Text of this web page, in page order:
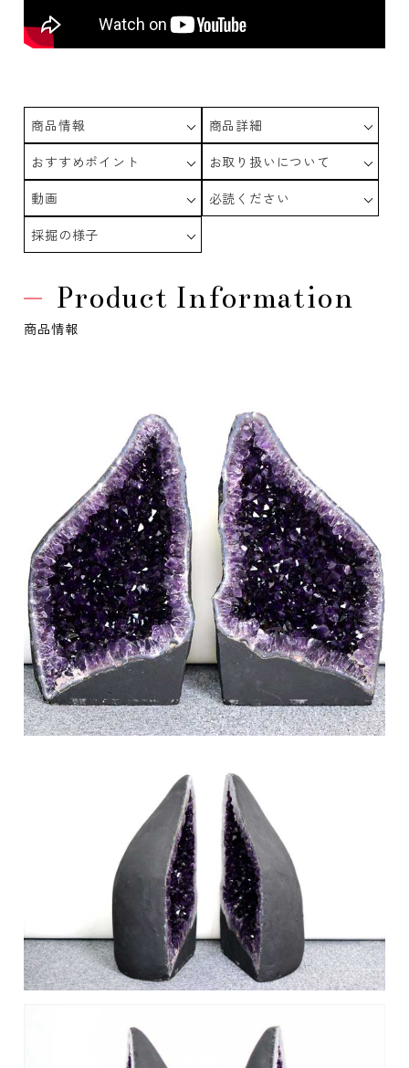
商品情報
商品詳細
おすすめポイント
お取り扱いについて
動画
必読ください
採掘の様子
Product Information
商品情報